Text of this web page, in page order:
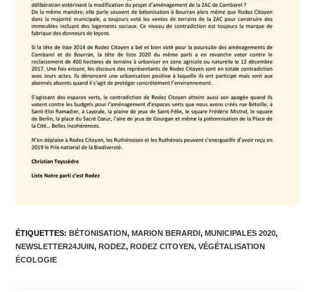
ÉTIQUETTES:BÉTONISATION, MARION BERARDI, MUNICIPALES 2020,
NEWSLETTER24JUIN, RODEZ, RODEZ CITOYEN, VÉGÉTALISATION
ÉCOLOGIE